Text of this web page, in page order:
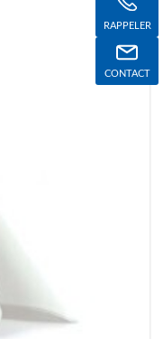
RAPPELER
CONTACT